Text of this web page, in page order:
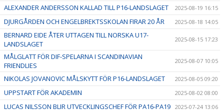
ALEXANDER ANDERSSON KALLAD TILL P16-LANDSLAGET 2025-08-19 16:15
DJURGÅRDEN OCH ENGELBREKTSSKOLAN FIRAR 20 ÅR 2025-08-18 14:05
BERNARD EIDE ÅTER UTTAGEN TILL NORSKA U17-
LANDSLAGET
2025-08-15 17:23
MÅLGLATT FÖR DIF-SPELARNA I SCANDINAVIAN
FRIENDLIES
2025-08-07 10:05
NIKOLAS JOVANOVIC MÅLSKYTT FÖR P16-LANDSLAGET 2025-08-05 09:20
UPPSTART FÖR AKADEMIN 2025-08-02 08:00
LUCAS NILSSON BLIR UTVECKLINGSCHEF FÖR PA16-PA19 2025-07-24 13:06